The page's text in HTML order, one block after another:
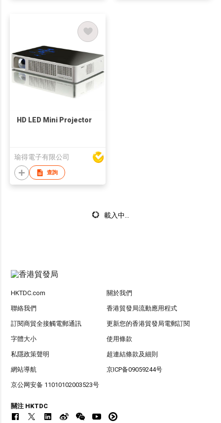
HD LED Mini Projector
瑜得電子有限公司
查詢
載入中...
HKTDC.com 關於我們
聯絡我們 香港貿發局流動應用程式
訂閱商貿全接觸電郵通訊 更新您的香港貿發局電郵訂閱
字體大小 使用條款
私隱政策聲明 超連結條款及細則
網站導航 京ICP备09059244号
京公网安备 11010102003523号
關注 HKTDC